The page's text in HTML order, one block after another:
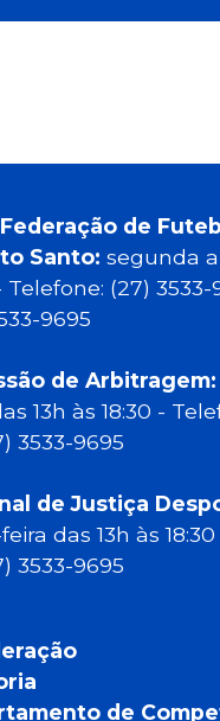
Federação de
Santo: segunda a
Telefone: (27)
9695
de Arbitragem:
13h às 18:30 -
3533-9695
de Justiça
das 13h às
3533-9695
de